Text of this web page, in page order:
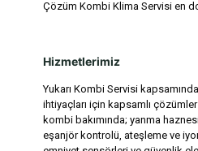
Çözüm Kombi Klima Servisi en
Hizmetlerimiz
Yukarı Kombi Servisi
ihtiyaçları için kapsamlı
kombi bakımında; yanma
eşanjör kontrolü, ateşleme ve